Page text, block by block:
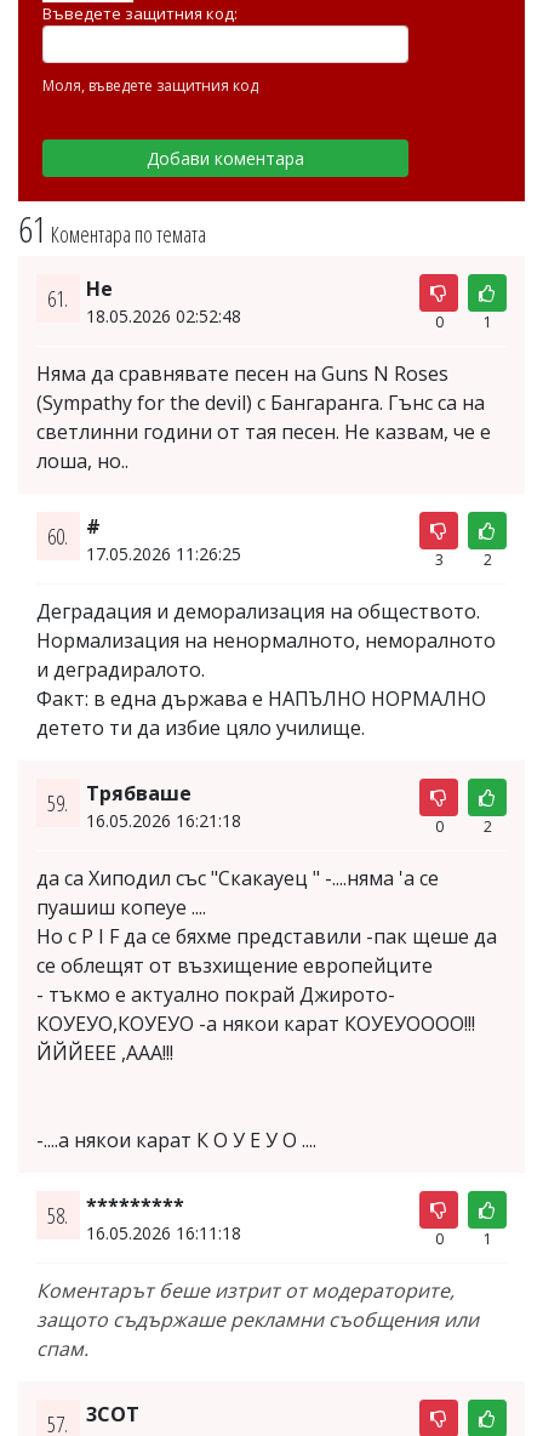
61 Коментара по темата
61. Не
18.05.2026 02:52:48 0 1
Няма да сравнявате песен на Guns N Roses
(Sympathy for the devil) с Бангаранга. Гънс са на
светлинни години от тая песен. Не казвам, че е
лоша, но..
60. #
17.05.2026 11:26:25 3 2
Деградация и деморализация на обществото.
Нормализация на ненормалното, неморалното
и деградиралото.
Факт: в една държава е НАПЪЛНО НОРМАЛНО
детето ти да избие цяло училище.
59. Трябваше
16.05.2026 16:21:18 0 2
да са Хиподил със "Скакауец " -....няма 'а се
пуашиш копеуе ....
Но с P I F да се бяхме представили -пак щеше да
се облещят от възхищение европейците
- тъкмо е актуално покрай Джирото-
КОУЕУО,КОУЕУО -а някои карат КОУЕУОООО!!!
ЙЙЙЕЕЕ ,ААА!!!
-....а някои карат К О У Е У О ....
58. *********
16.05.2026 16:11:18 0 1
Коментарът беше изтрит от модераторите,
защото съдържаше рекламни съобщения или
спам.
57. 3COT
Въведете защитния код:
Моля, въведете защитния код